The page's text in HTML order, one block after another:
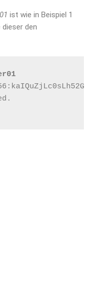
ist wie in Beispiel 1
den